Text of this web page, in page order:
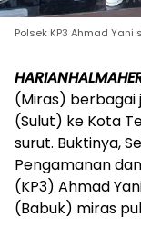
Polsek KP3 Ahmad
(Miras) berbagai
(Sulut) ke Kota
surut. Buktinya,
Pengamanan
(KP3) Ahmad
(Babuk) miras